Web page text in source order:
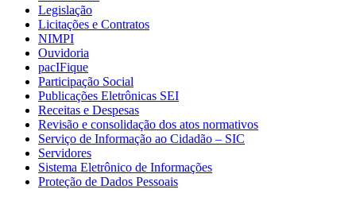
Legislação
Licitações e Contratos
NIMPI
Ouvidoria
pacIFique
Participação Social
Publicações Eletrônicas SEI
Receitas e Despesas
Revisão e consolidação dos atos normativos
Serviço de Informação ao Cidadão – SIC
Servidores
Sistema Eletrônico de Informações
Proteção de Dados Pessoais